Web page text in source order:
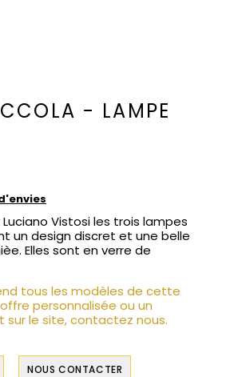
- LAMPE
Vistosi les trois lampes
un design discret et une belle
Elles sont en verre de
tous les modèles de cette
personnalisée ou un
le site, contactez nous.
NOUS CONTACTER